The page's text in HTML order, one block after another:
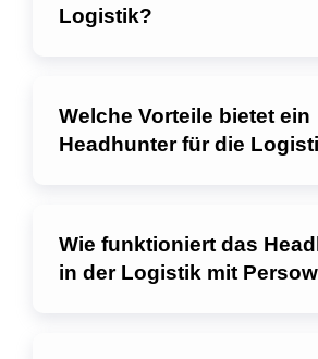
Logistik?
Welche Vorteile bietet ein
Headhunter für die
Wie funktioniert das
in der Logistik mit